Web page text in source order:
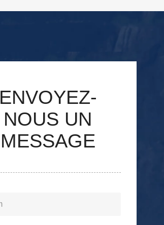
ENVOYEZ-
NOUS UN
MESSAGE